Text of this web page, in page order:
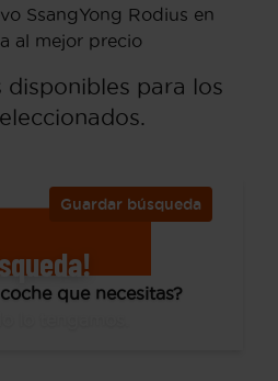
SsangYong Rodius en
al mejor precio
disponibles para los
Guardar búsqueda
que necesitas?